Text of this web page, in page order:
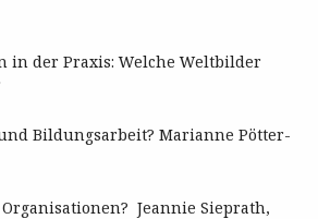
in der Praxis: Welche Weltbilder
Bildungsarbeit? Marianne Pötter-
Jeannie Sieprath,